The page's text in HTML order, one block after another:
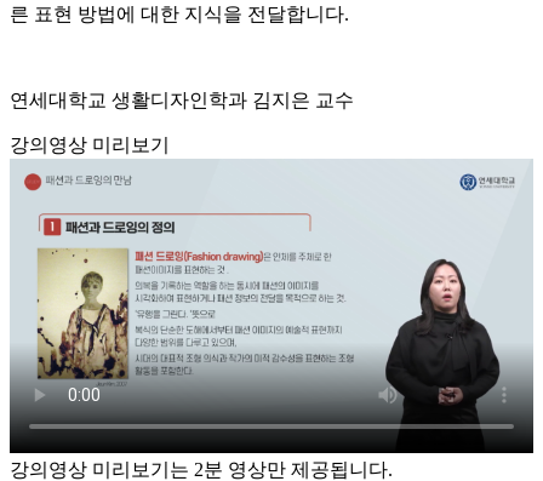
른 표현 방법에 대한 지식을 전달합니다.
연세대학교 생활디자인학과 김지은 교수
강의영상 미리보기
강의영상 미리보기는 2분 영상만 제공됩니다.